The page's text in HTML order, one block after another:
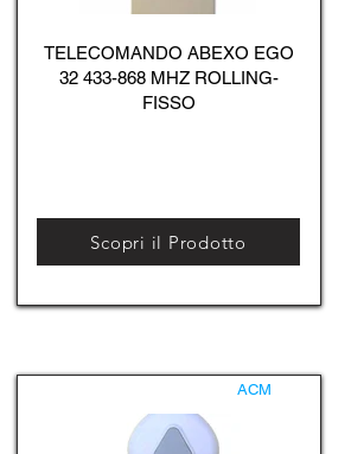
TELECOMANDO ABEXO EGO
32 433-868 MHZ ROLLING-
FISSO
Scopri il Prodotto
ACM